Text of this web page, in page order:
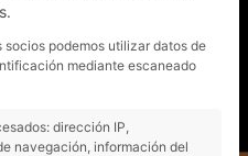
- CITA PRÈVIA
COMPTE
socios podemos utilizar datos de
mediante escaneado
dirección IP,
navegación, información del